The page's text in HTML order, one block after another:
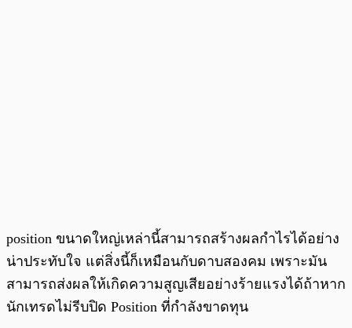
position ขนาดใหญ่เหล่านี้สามารถสร้างผลกำไรได้อย่าง
น่าประทับใจ แต่สิ่งนี้ก็เหมือนกับดาบสองคม เพราะมัน
สามารถส่งผลให้เกิดความสูญเสียอย่างร้ายแรงได้ถ้าหาก
นักเทรดไม่รีบปิด Position ที่กำลังขาดทุน